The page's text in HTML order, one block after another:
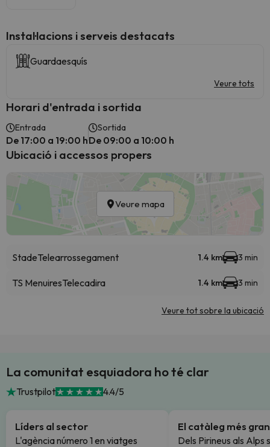
Instal·lacions i serveis destacats
Guardaesquís
Veure tots
Horari d'entrada i sortida
Entrada
De 17:00 a 19:00 h
Sortida
De 09:00 a 10:00 h
Ubicació i accessos propers
Veure mapa
StadeTelearrossegament 1.4 km 3 min
TS MenuiresTelecadira 1.4 km 3 min
Veure tot sobre la ubicació
La comunitat esquiadora ho té clar
Trustpilot 4.4/5
Líders al sector
L'agència número 1 en viatges
El catàleg més gran
Dels Pirineus als Alps